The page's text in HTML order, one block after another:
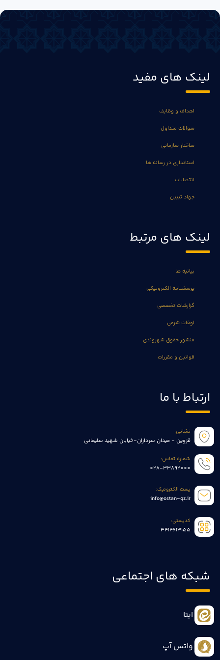
لینک های مفید
اهداف و وظایف
سوالات متداول
ساختار سازمانی
استانداری در رسانه ها
انتصابات
جهاد تبیین
لینک های مرتبط
بیانیه ها
پرسشنامه الکترونیکی
گزارشات تخصصی
اوقات شرعی
منشور حقوق شهروندی
قوانین و مقررات
ارتباط با ما
نشانی:
قزوین - میدان سرداران-خیابان شهید سلیمانی
شماره تماس:
028-33892000
پست الکترونیک:
info@ostan-qz.ir
کدپستی:
3414613155
شبکه های اجتماعی
ایتا
واتس آپ